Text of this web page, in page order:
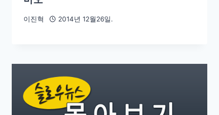
이진혁 2014년 12월26일.